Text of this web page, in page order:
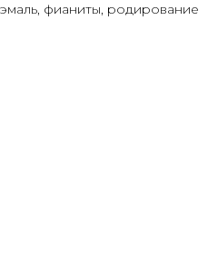
фианиты, родирование